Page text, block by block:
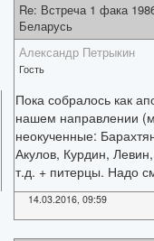
Re: Встреча 1 фака
Беларусь
Александр Петрыкин
Гость
Пока собралось как
нашем направлении
неокученные:
Акулов, Курдин,
т.д. + питерцы. Надо
14.03.2016, 09:59